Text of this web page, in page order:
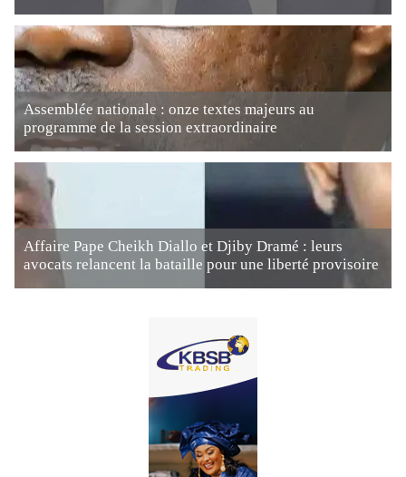
Assemblée nationale : onze textes majeurs au
programme de la session extraordinaire
Affaire Pape Cheikh Diallo et Djiby Dramé : leurs
avocats relancent la bataille pour une liberté provisoire